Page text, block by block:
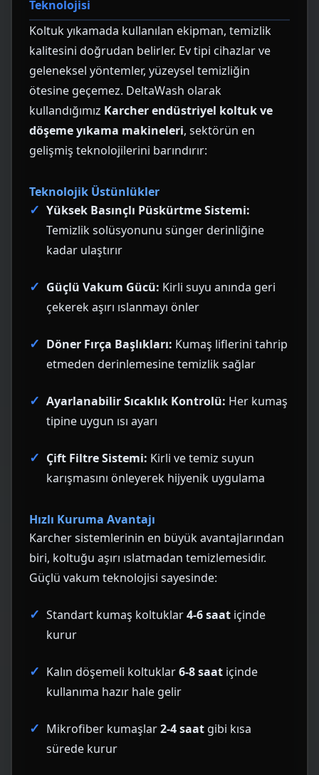
Teknolojisi
Koltuk yıkamada kullanılan ekipman, temizlik
kalitesini doğrudan belirler. Ev tipi cihazlar ve
geleneksel yöntemler, yüzeysel temizliğin
ötesine geçemez. DeltaWash olarak
kullandığımız Karcher endüstriyel koltuk ve
döşeme yıkama makineleri, sektörün en
gelişmiş teknolojilerini barındırır:
Teknolojik Üstünlükler
Yüksek Basınçlı Püskürtme Sistemi:
Temizlik solüsyonunu sünger derinliğine
kadar ulaştırır
Güçlü Vakum Gücü: Kirli suyu anında geri
çekerek aşırı ıslanmayı önler
Döner Fırça Başlıkları: Kumaş liflerini tahrip
etmeden derinlemesine temizlik sağlar
Ayarlanabilir Sıcaklık Kontrolü: Her kumaş
tipine uygun ısı ayarı
Çift Filtre Sistemi: Kirli ve temiz suyun
karışmasını önleyerek hijyenik uygulama
Hızlı Kuruma Avantajı
Karcher sistemlerinin en büyük avantajlarından
biri, koltuğu aşırı ıslatmadan temizlemesidir.
Güçlü vakum teknolojisi sayesinde:
Standart kumaş koltuklar4-6 saat içinde
kurur
Kalın döşemeli koltuklar6-8 saat içinde
kullanıma hazır hale gelir
Mikrofiber kumaşlar2-4 saat gibi kısa
sürede kurur